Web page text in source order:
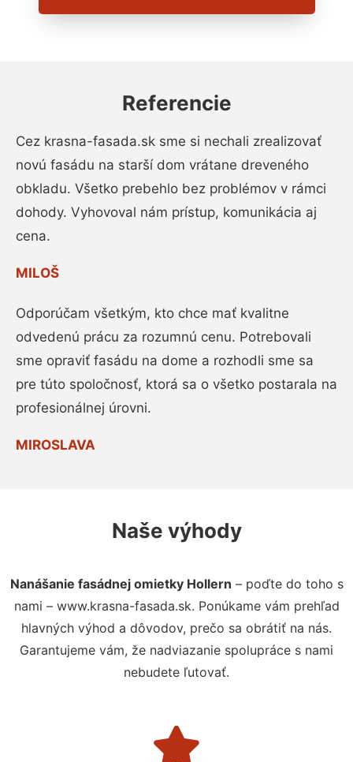
Referencie
Cez krasna-fasada.sk sme si nechali zrealizovať
novú fasádu na starší dom vrátane dreveného
obkladu. Všetko prebehlo bez problémov v rámci
dohody. Vyhovoval nám prístup, komunikácia aj
cena.
MILOŠ
Odporúčam všetkým, kto chce mať kvalitne
odvedenú prácu za rozumnú cenu. Potrebovali
sme opraviť fasádu na dome a rozhodli sme sa
pre túto spoločnosť, ktorá sa o všetko postarala na
profesionálnej úrovni.
MIROSLAVA
Naše výhody
Nanášanie fasádnej omietky Hollern – poďte do toho s
nami – www.krasna-fasada.sk. Ponúkame vám prehľad
hlavných výhod a dôvodov, prečo sa obrátiť na nás.
Garantujeme vám, že nadviazanie spolupráce s nami
nebudete ľutovať.